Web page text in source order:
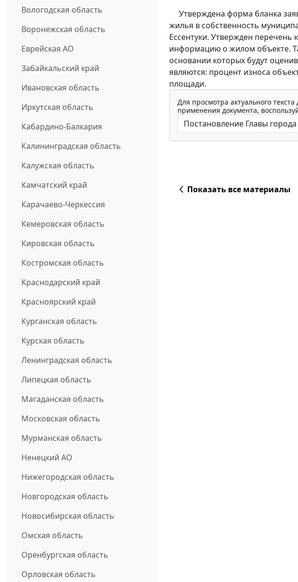
Вологодская область
Воронежская область
Еврейская АО
Забайкальский край
Ивановская область
Иркутская область
Кабардино-Балкария
Калининградская область
Калужская область
Камчатский край
Карачаево-Черкессия
Кемеровская область
Кировская область
Костромская область
Краснодарский край
Красноярский край
Курганская область
Курская область
Ленинградская область
Липецкая область
Магаданская область
Московская область
Мурманская область
Ненецкий АО
Нижегородская область
Новгородская область
Новосибирская область
Омская область
Оренбургская область
Орловская область
Утверждена форма бланка
жилья в собственность
Ессентуки. Утвержден
информацию о жилом объекте.
основании которых будут
являются: процент износа
площади.
Для просмотра актуального
применения документа,
Показать все материалы